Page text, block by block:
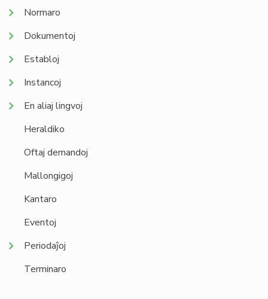
Normaro
Dokumentoj
Establoj
Instancoj
En aliaj lingvoj
Heraldiko
Oftaj demandoj
Mallongigoj
Kantaro
Eventoj
Periodaĵoj
Terminaro